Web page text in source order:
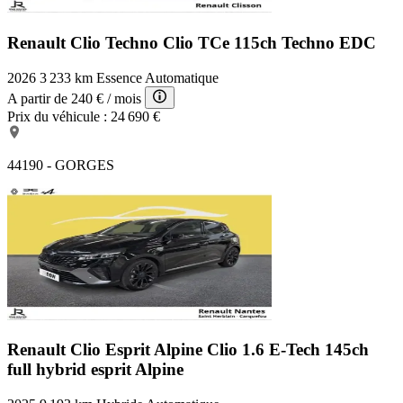
Verrouillage centralisé des portes
Volant multifonction
Caméra de recul
Services connectés
Airbags latéraux avant
Lunette arrière surteintée
Arrêt et redémarrage auto. du moteur
Ecran tactile
Limiteur de vitesse
Airbags rideaux AR
Poignées ton carrosserie
Airbag conducteur
GPS Cartographique
Rétroviseur intérieur électrochrome
Kit mains-libres Bluetooth
Rétroviseurs électriques
Vitres arrière surteintées
Renault Clio Techno Clio TCe 115ch Techno EDC
2026 3 233 km Essence Automatique
A partir de 240 € / mois
Prix du véhicule : 24 690 €
44190 - GORGES
Renault Clio Esprit Alpine Clio 1.6 E-Tech 145ch
full hybrid esprit Alpine